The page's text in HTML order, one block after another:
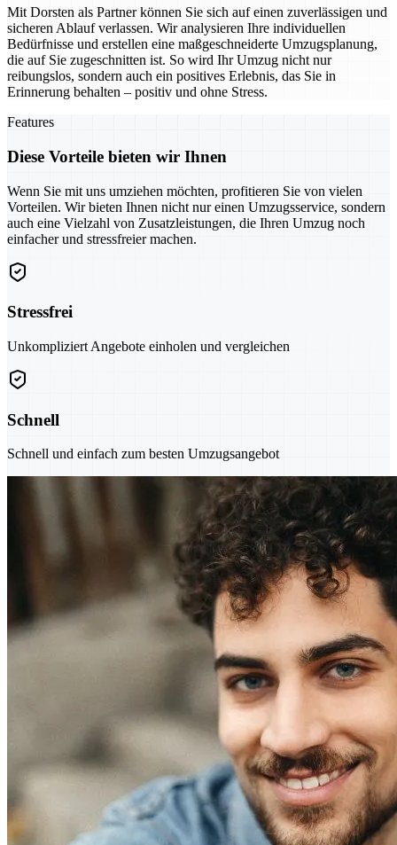
Mit Dorsten als Partner können Sie sich auf einen zuverlässigen und
sicheren Ablauf verlassen. Wir analysieren Ihre individuellen
Bedürfnisse und erstellen eine maßgeschneiderte Umzugsplanung,
die auf Sie zugeschnitten ist. So wird Ihr Umzug nicht nur
reibungslos, sondern auch ein positives Erlebnis, das Sie in
Erinnerung behalten – positiv und ohne Stress.
Features
Diese Vorteile bieten wir Ihnen
Wenn Sie mit uns umziehen möchten, profitieren Sie von vielen
Vorteilen. Wir bieten Ihnen nicht nur einen Umzugsservice, sondern
auch eine Vielzahl von Zusatzleistungen, die Ihren Umzug noch
einfacher und stressfreier machen.
Stressfrei
Unkompliziert Angebote einholen und vergleichen
Schnell
Schnell und einfach zum besten Umzugsangebot